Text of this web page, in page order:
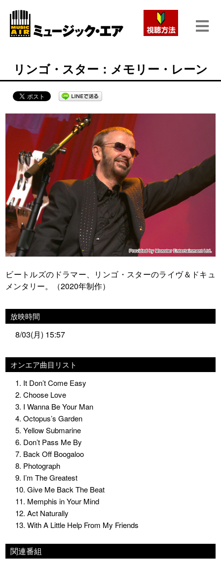
リンゴ・スター：メモリー・レーン
ビートルズのドラマー、リンゴ・スターのライヴ＆ドキュ
メンタリー。（2020年制作）
放映時間
8/03(月) 15:57
オンエア曲目リスト
1. It Don’t Come Easy
2. Choose Love
3. I Wanna Be Your Man
4. Octopus’s Garden
5. Yellow Submarine
6. Don’t Pass Me By
7. Back Off Boogaloo
8. Photograph
9. I’m The Greatest
10. Give Me Back The Beat
11. Memphis in Your Mind
12. Act Naturally
13. With A Little Help From My Friends
関連番組